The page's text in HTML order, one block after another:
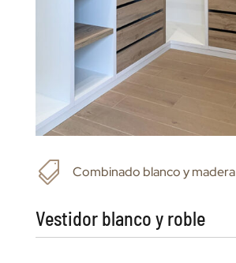
 Combinado blanco y madera
Vestidor blanco y roble